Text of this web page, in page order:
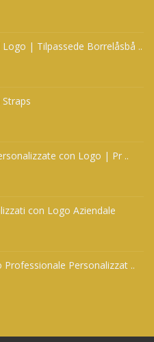
| Tilpassede Borrelåsbå ..
con Logo | Pr ..
con Logo Aziendale
Personalizzat ..